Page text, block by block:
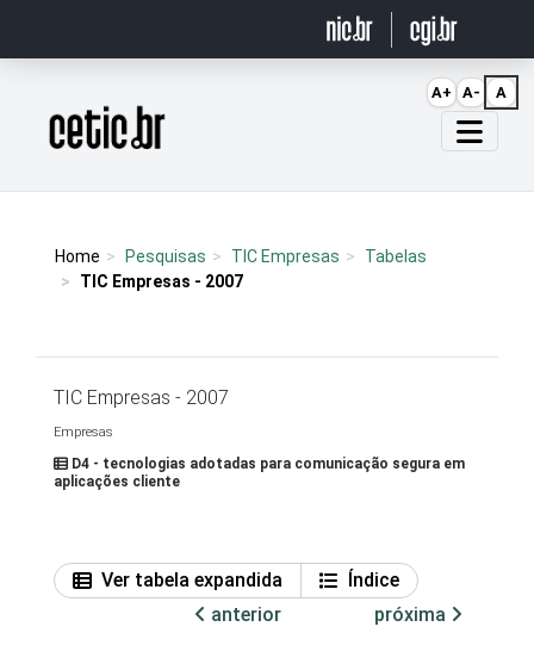
Página inicial
Home Pesquisas TIC Empresas
Tabelas
TIC Empresas - 2007
TIC Empresas - 2007
Empresas
D4 - tecnologias adotadas para comunicação segura em
aplicações cliente
Ver tabela expandida
Índice
anterior
próxima
A+ A- A